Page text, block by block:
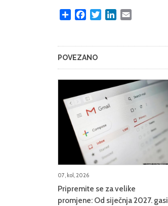
Share FacebookTwitterLinkedIn
POVEZANO
07, kol, 2026
Pripremite se za velike
promjene: Od siječnja 2027. gasi